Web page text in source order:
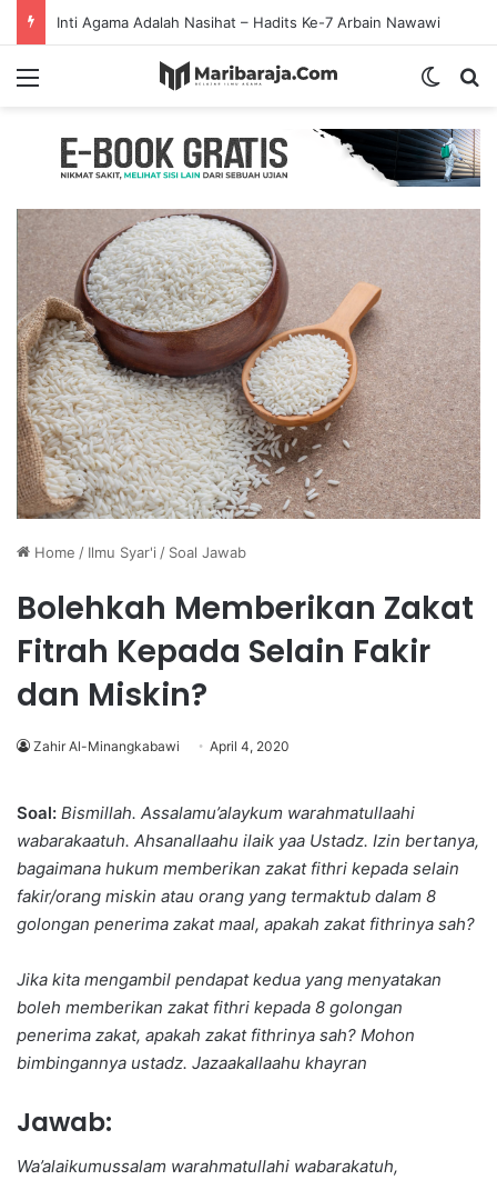
Inti Agama Adalah Nasihat – Hadits Ke-7 Arbain Nawawi
Home / Ilmu Syar'i / Soal Jawab
Bolehkah Memberikan Zakat
Fitrah Kepada Selain Fakir
dan Miskin?
Zahir Al-Minangkabawi April 4, 2020
Soal: Bismillah. Assalamu’alaykum warahmatullaahi
wabarakaatuh. Ahsanallaahu ilaik yaa Ustadz. Izin bertanya,
bagaimana hukum memberikan zakat fithri kepada selain
fakir/orang miskin atau orang yang termaktub dalam 8
golongan penerima zakat maal, apakah zakat fithrinya sah?
Jika kita mengambil pendapat kedua yang menyatakan
boleh memberikan zakat fithri kepada 8 golongan
penerima zakat, apakah zakat fithrinya sah? Mohon
bimbingannya ustadz. Jazaakallaahu khayran
Jawab:
Wa’alaikumussalam warahmatullahi wabarakatuh,